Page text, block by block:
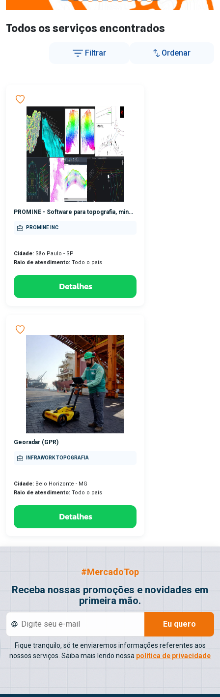
Todos os serviços encontrados
Filtrar Ordenar
PROMINE - Software para topografia, mineração e geologia
PROMINE INC
Cidade: São Paulo - SP
Raio de atendimento: Todo o país
Detalhes
Georadar (GPR)
INFRAWORK TOPOGRAFIA
Cidade: Belo Horizonte - MG
Raio de atendimento: Todo o país
Detalhes
#MercadoTop
Receba nossas promoções e novidades em
primeira mão.
Eu quero
Fique tranquilo, só te enviaremos informações referentes aos
nossos serviços. Saiba mais lendo nossa política de privacidade